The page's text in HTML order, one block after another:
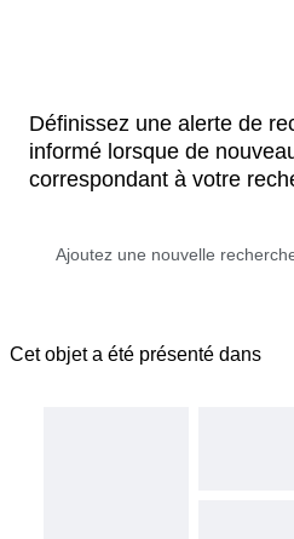
Définissez une alerte de
informé lorsque de
correspondant à votre
Cet objet a été présenté dans